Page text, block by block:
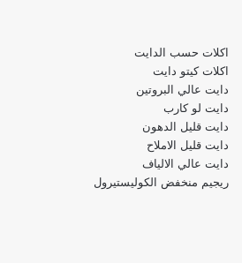
اكلات حسب الدايت
اكلات كيتو دايت
دايت عالي البروتين
دايت لو كارب
دايت قليل الدهون
دايت قليل الاملاح
دايت عالي الالياف
ريجيم منخفض الكوليستيرول